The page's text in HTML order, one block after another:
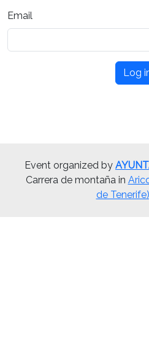
Email
Log
Event organized by
Carrera de montaña in
de